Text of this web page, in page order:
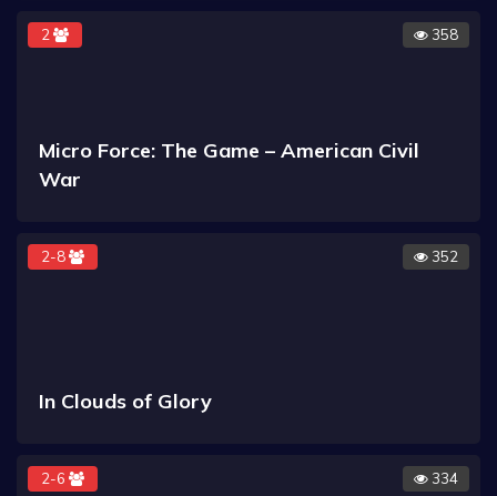
2 358
Micro Force: The Game – American Civil
War
2-8 352
In Clouds of Glory
2-6 334